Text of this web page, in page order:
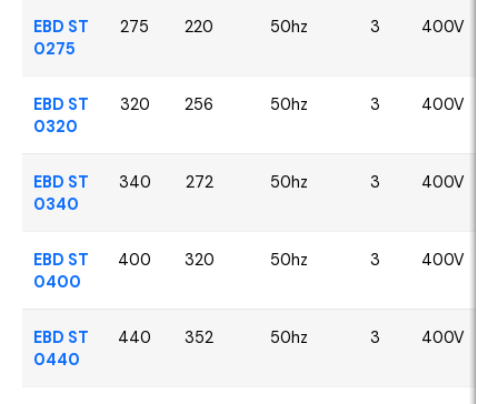
EBD ST
0275
275 220 50hz 3 400V
EBD ST
0320
320 256 50hz 3 400V
EBD ST
0340
340 272 50hz 3 400V
EBD ST
0400
400 320 50hz 3 400V
EBD ST
0440
440 352 50hz 3 400V